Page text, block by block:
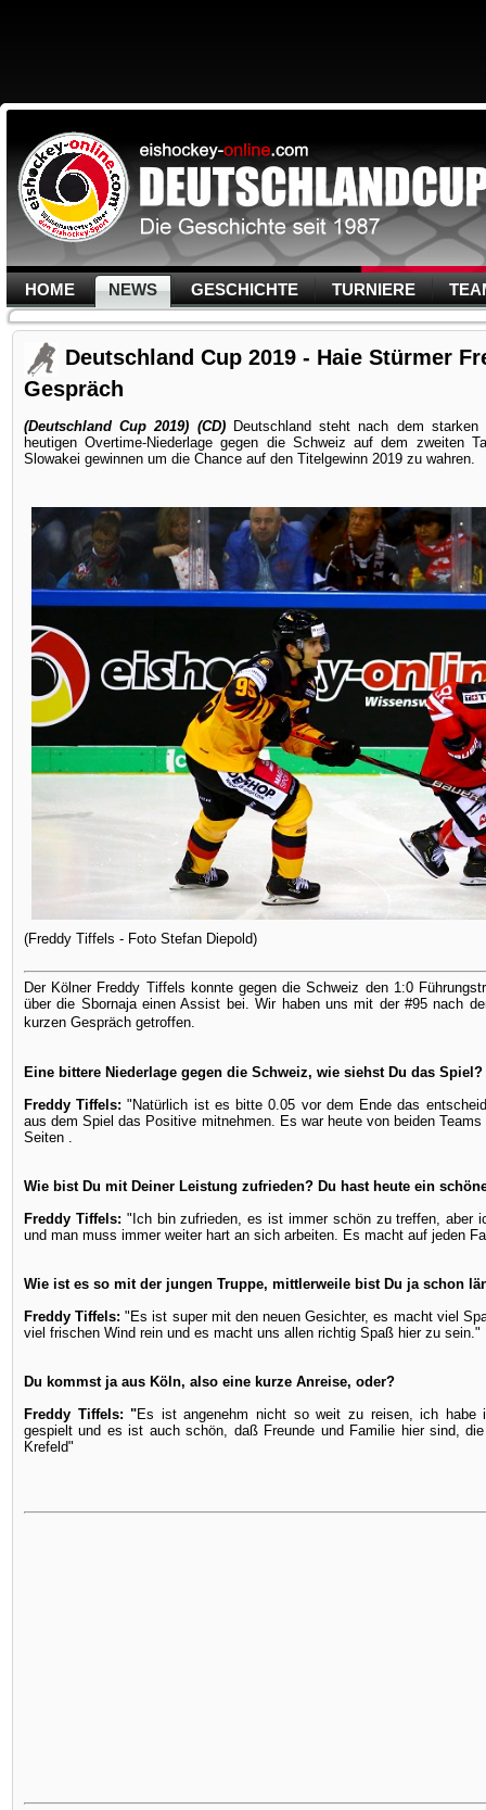
HOME NEWS GESCHICHTE TURNIERE
Deutschland Cup 2019 - Haie Stürmer
Gespräch
(Deutschland Cup 2019) (CD) Deutschland steht nach dem
heutigen Overtime-Niederlage gegen die Schweiz auf dem zweiten
Slowakei gewinnen um die Chance auf den Titelgewinn 2019 zu wahren.
(Freddy Tiffels - Foto Stefan Diepold)
Der Kölner Freddy Tiffels konnte gegen die Schweiz den 1:0
über die Sbornaja einen Assist bei. Wir haben uns mit der #95 nach
kurzen Gespräch getroffen.
Eine bittere Niederlage gegen die Schweiz, wie siehst Du das Spiel?
Freddy Tiffels: "Natürlich ist es bitte 0.05 vor dem Ende das
aus dem Spiel das Positive mitnehmen. Es war heute von beiden
Seiten .
Wie bist Du mit Deiner Leistung zufrieden? Du hast heute ein
Freddy Tiffels: "Ich bin zufrieden, es ist immer schön zu treffen, aber
und man muss immer weiter hart an sich arbeiten. Es macht auf jeden
Wie ist es so mit der jungen Truppe, mittlerweile bist Du ja schon
Freddy Tiffels: "Es ist super mit den neuen Gesichter, es macht viel
viel frischen Wind rein und es macht uns allen richtig Spaß hier zu sein."
Du kommst ja aus Köln, also eine kurze Anreise, oder?
Freddy Tiffels: "Es ist angenehm nicht so weit zu reisen, ich habe
gespielt und es ist auch schön, daß Freunde und Familie hier sind,
Krefeld"